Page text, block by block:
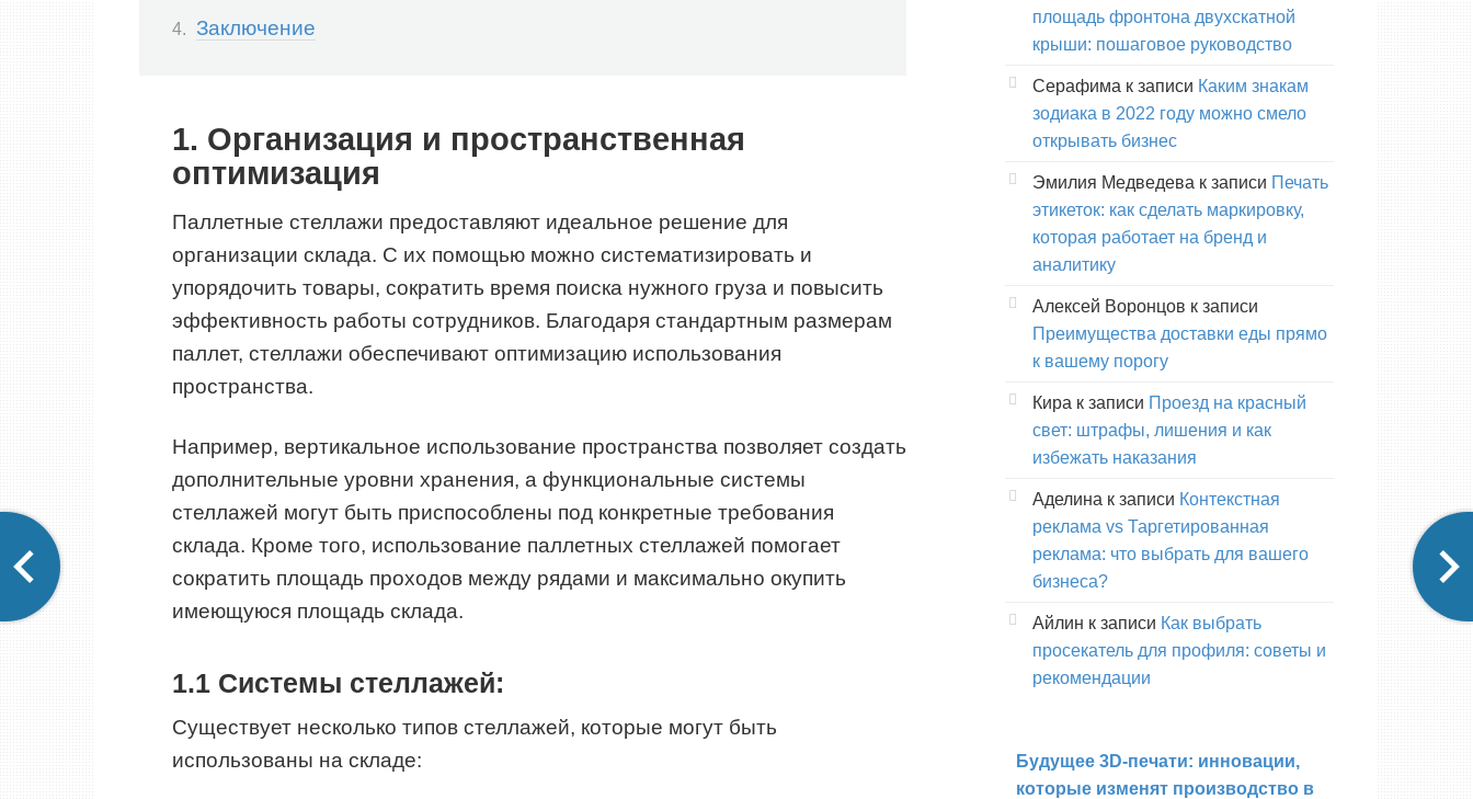
Заключение
1. Организация и пространственная
оптимизация
Паллетные стеллажи предоставляют идеальное решение для
организации склада. С их помощью можно систематизировать и
упорядочить товары, сократить время поиска нужного груза и повысить
эффективность работы сотрудников. Благодаря стандартным размерам
паллет, стеллажи обеспечивают оптимизацию использования
пространства.
Например, вертикальное использование пространства позволяет создать
дополнительные уровни хранения, а функциональные системы
стеллажей могут быть приспособлены под конкретные требования
склада. Кроме того, использование паллетных стеллажей помогает
сократить площадь проходов между рядами и максимально окупить
имеющуюся площадь склада.
1.1 Системы стеллажей:
Существует несколько типов стеллажей, которые могут быть
использованы на складе:
площадь фронтона двухскатной
крыши: пошаговое руководство
Серафима к записи Каким знакам
зодиака в 2022 году можно смело
открывать бизнес
Эмилия Медведева к записи Печать
этикеток: как сделать маркировку,
которая работает на бренд и
аналитику
Алексей Воронцов к записи
Преимущества доставки еды прямо
к вашему порогу
Кира к записи Проезд на красный
свет: штрафы, лишения и как
избежать наказания
Аделина к записи Контекстная
реклама vs Таргетированная
реклама: что выбрать для вашего
бизнеса?
Айлин к записи Как выбрать
просекатель для профиля: советы и
рекомендации
Будущее 3D-печати: инновации,
которые изменят производство в